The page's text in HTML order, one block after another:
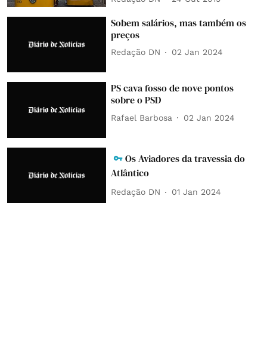
Sobem salários, mas também os
preços
Redação DN 02 Jan 2024
PS cava fosso de nove pontos
sobre o PSD
Rafael Barbosa 02 Jan 2024
Os Aviadores da travessia do
Atlântico
Redação DN 01 Jan 2024